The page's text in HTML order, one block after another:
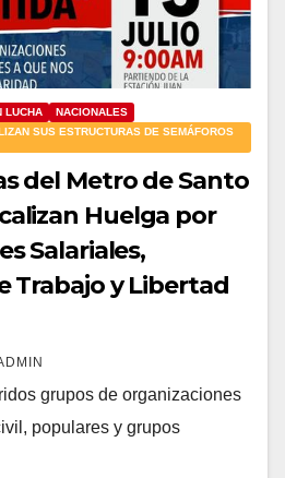
LUCHA
NACIONALES
SUS ESTRUCTURAS DE SEMÁFOROS
del Metro de Santo
Huelga por
Salariales,
Trabajo y Libertad
grupos de organizaciones
populares y grupos